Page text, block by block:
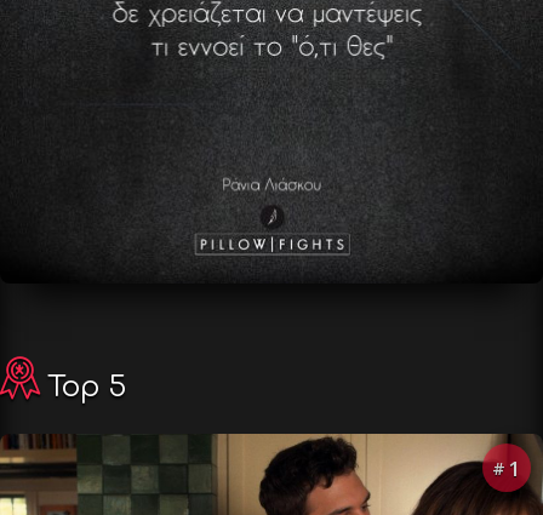
Top 5
# 1